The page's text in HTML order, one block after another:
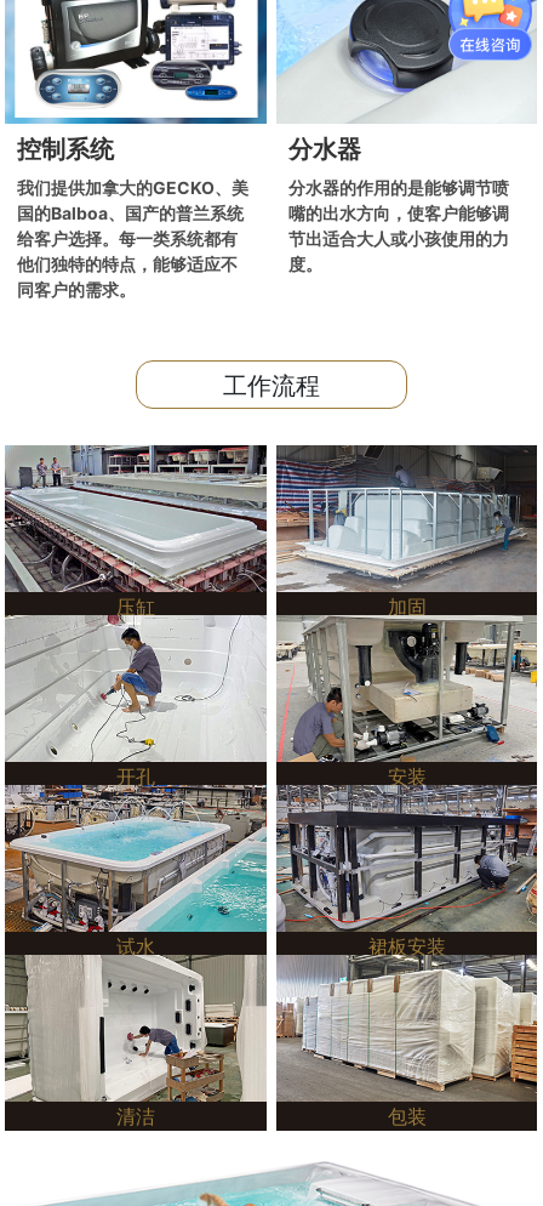
控制系统
我们提供加拿大的GECKO、美
国的Balboa、国产的普兰系统
给客户选择。每一类系统都有
他们独特的特点，能够适应不
同客户的需求。
分水器
分水器的作用的是能够调节喷
嘴的出水方向，使客户能够调
节出适合大人或小孩使用的力
度。
工作流程
压缸 加固
开孔 安装
试水 裙板安装
清洁 包装